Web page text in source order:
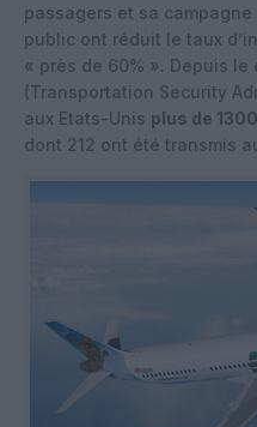
passagers et sa
public ont réduit le taux
« près de 60% ». Depuis le
(Transportation Security
aux Etats-Unis plus de
dont 212 ont été transmis